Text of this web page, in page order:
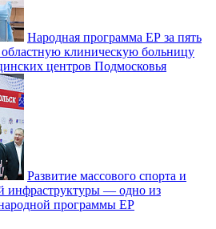
Народная программа ЕР за пять
клиническую больницу
центров Подмосковья
Развитие массового спорта и
инфраструктуры — одно из
программы ЕР